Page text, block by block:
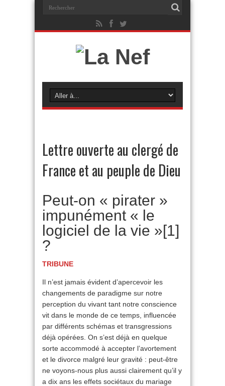
Lettre ouverte au clergé de
France et au peuple de Dieu
Peut-on « pirater »
impunément « le
logiciel de la vie »[1]
?
TRIBUNE
Il n’est jamais évident d’apercevoir les
changements de paradigme sur notre
perception du vivant tant notre conscience
vit dans le monde de ce temps, influencée
par différents schémas et transgressions
déjà opérées. On s’est déjà en quelque
sorte accommodé à accepter l’avortement
et le divorce malgré leur gravité : peut-être
ne voyons-nous plus aussi clairement qu’il y
a dix ans les effets sociétaux du mariage